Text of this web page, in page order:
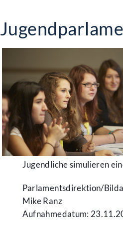
Jugendliche simulieren
Parlamentsdirektion/​
Mike Ranz
Aufnahmedatum: